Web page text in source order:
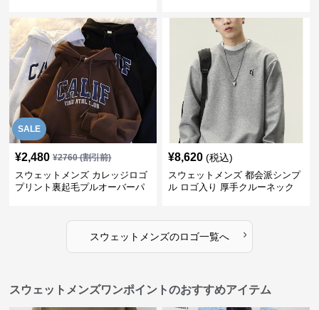
SALE
¥2,480 ¥2760(割引前)
スウェットメンズ カレッジロゴ
プリント裏起毛プルオーバーパ
¥8,620 (税込)
スウェットメンズ 都会派シンプ
ル ロゴ入り 厚手クルーネック
スウェットメンズのロゴ一覧へ ›
スウェットメンズワンポイントのおすすめアイテム